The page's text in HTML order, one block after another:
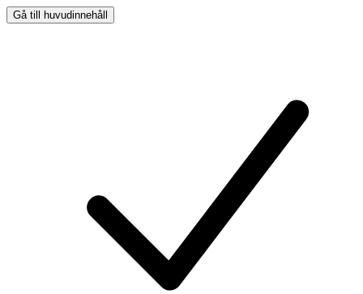
Gå till huvudinnehåll